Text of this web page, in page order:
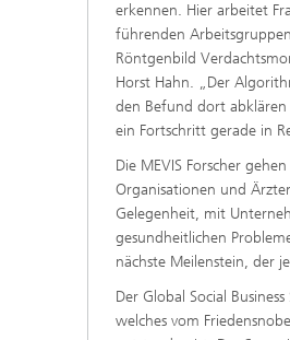
erkennen. Hier arbeitet
führenden
Röntgenbild
Horst Hahn. „Der
den Befund dort
ein Fortschritt gerade in
Die MEVIS Forscher
Organisationen und
Gelegenheit, mit
gesundheitlichen
nächste Meilenstein, der
Der Global Social
welches vom